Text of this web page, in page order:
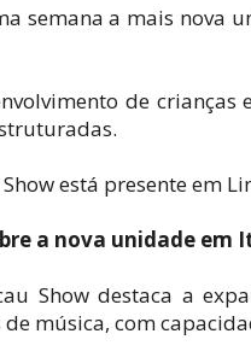
semana a mais nova
de
está presente em
a nova unidade em
Show destaca a
música, com